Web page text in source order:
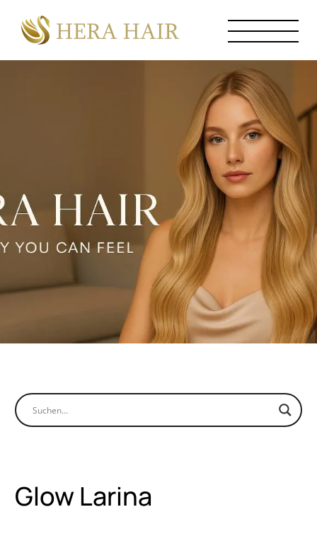
Perücken
Extensions
Service
Über Uns
Konia, 8300, Paphos, Cyprus
Tel: +49 (0) 2941 925274-0
Glow Larina